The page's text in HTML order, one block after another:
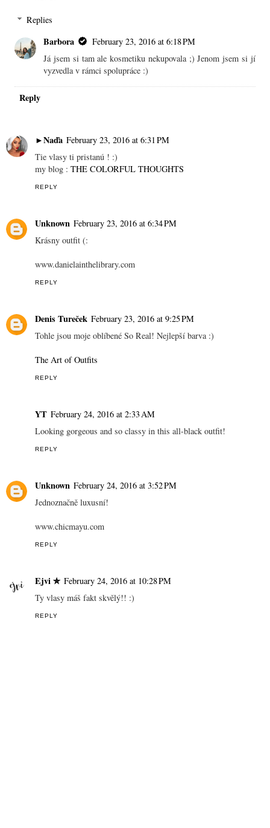
Replies
Barbora
February 23, 2016 at 6:18 PM
Já jsem si tam ale kosmetiku nekupovala ;) Jenom jsem si jí
vyzvedla v rámci spolupráce :)
Reply
►Naďa February 23, 2016 at 6:31 PM
Tie vlasy ti pristanú ! :)
my blog : THE COLORFUL THOUGHTS
REPLY
Unknown February 23, 2016 at 6:34 PM
Krásny outfit (:
www.danielainthelibrary.com
REPLY
Denis Tureček February 23, 2016 at 9:25 PM
Tohle jsou moje oblíbené So Real! Nejlepší barva :)
The Art of Outfits
REPLY
YT February 24, 2016 at 2:33 AM
Looking gorgeous and so classy in this all-black outfit!
REPLY
Unknown February 24, 2016 at 3:52 PM
Jednoznačně luxusní!
www.chicmayu.com
REPLY
Ejvi ✮ February 24, 2016 at 10:28 PM
Ty vlasy máš fakt skvělý!! :)
REPLY